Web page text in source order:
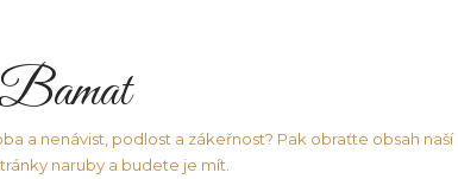
a nenávist, podlost a zákeřnost? Pak obraťte obsah naší
naruby a budete je mít.